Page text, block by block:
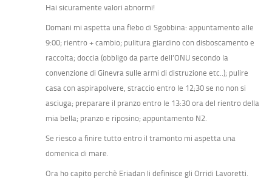
Hai sicuramente valori abnormi!
Domani mi aspetta una flebo di Sgobbina: appuntamento alle
9:00; rientro + cambio; pulitura giardino con disboscamento e
raccolta; doccia (obbligo da parte dell’ONU secondo la
convenzione di Ginevra sulle armi di distruzione etc..); pulire
casa con aspirapolvere, straccio entro le 12;30 se no non si
asciuga; preparare il pranzo entro le 13:30 ora del rientro della
mia bella; pranzo e riposino; appuntamento N2.
Se riesco a finire tutto entro il tramonto mi aspetta una
domenica di mare.
Ora ho capito perchè Eriadan li definisce gli Orridi Lavoretti.